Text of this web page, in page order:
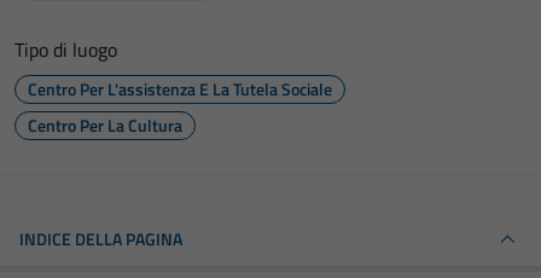
Tipo di luogo
Centro Per L'assistenza E La Tutela Sociale
Centro Per La Cultura
INDICE DELLA PAGINA